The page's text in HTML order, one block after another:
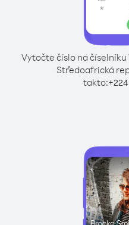
Vytočte číslo na číselníku
Středoafrická
takto:+224